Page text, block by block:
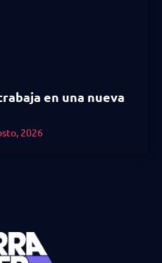
en una nueva
2026